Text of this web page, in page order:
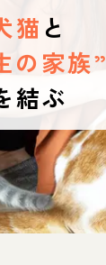
猫 と
の家族”
結ぶ